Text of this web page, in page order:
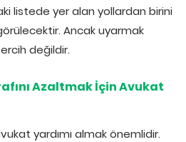
listede yer alan yollardan birini
Ancak uyarmak
değildir.
Azaltmak İçin Avukat
yardımı almak önemlidir.